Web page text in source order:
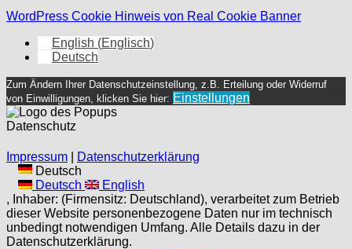
WordPress Cookie Hinweis von Real Cookie Banner
English (Englisch)
Deutsch
Zum Ändern Ihrer Datenschutzeinstellung, z.B. Erteilung oder Widerruf
von Einwilligungen, klicken Sie hier: Einstellungen
Datenschutz
Impressum
Datenschutzerklärung
Deutsch
Deutsch
English
, Inhaber: (Firmensitz: Deutschland), verarbeitet zum Betrieb
dieser Website personenbezogene Daten nur im technisch
unbedingt notwendigen Umfang. Alle Details dazu in der
Datenschutzerklärung.